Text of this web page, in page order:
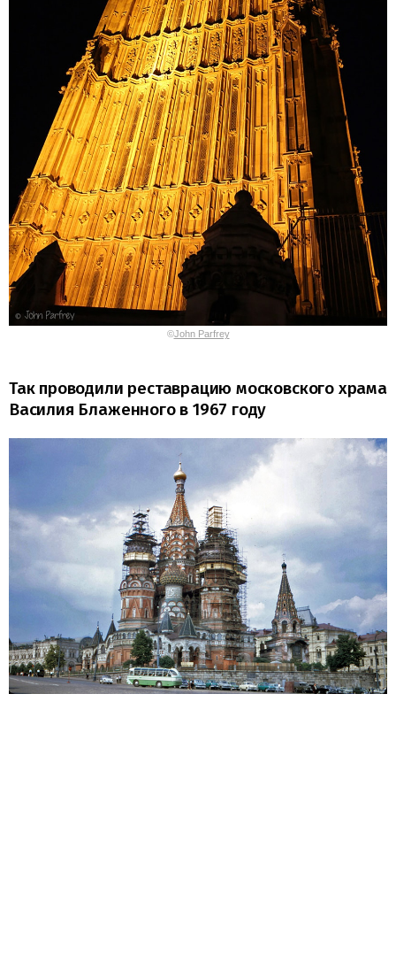
©John Parfrey
Так проводили реставрацию московского храма
Василия Блаженного в 1967 году